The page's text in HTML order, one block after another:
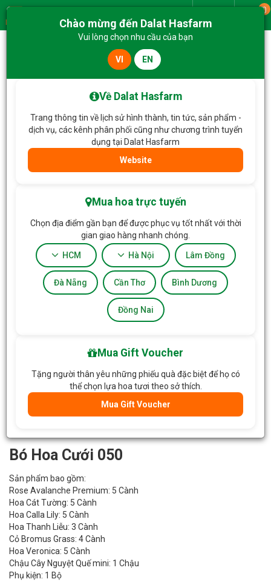
Menu
0
Bó Hoa Cưới 050
Bó Hoa Cưới 050
Sản phẩm bao gồm:
Rose Avalanche Premium: 5 Cành
Hoa Cát Tường: 5 Cành
Hoa Calla Lily: 5 Cành
Hoa Thanh Liễu: 3 Cành
Cỏ Bromus Grass: 4 Cành
Hoa Veronica: 5 Cành
Chậu Cây Nguyệt Quế mini: 1 Chậu
Phụ kiện: 1 Bộ
Chào mừng đến Dalat Hasfarm
Vui lòng chọn nhu cầu của bạn
VI EN
Về Dalat Hasfarm
Trang thông tin về lịch sử hình thành, tin tức, sản phẩm -
dịch vụ, các kênh phân phối cũng như chương trình tuyển
dụng tại Dalat Hasfarm
Website
Mua hoa trực tuyến
Chọn địa điểm gần bạn để được phục vụ tốt nhất với thời
gian giao hàng nhanh chóng.
HCM Hà Nội Lâm Đồng
Đà Nẵng Cần Thơ Bình Dương
Đồng Nai
Mua Gift Voucher
Tặng người thân yêu những phiếu quà đặc biệt để họ có
thể chọn lựa hoa tươi theo sở thích.
Mua Gift Voucher